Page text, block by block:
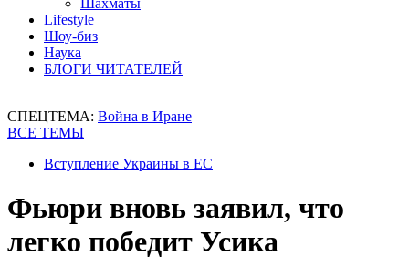
Шахматы
Lifestyle
Шоу-биз
Наука
БЛОГИ ЧИТАТЕЛЕЙ
СПЕЦТЕМА: Война в Иране
ВСЕ ТЕМЫ
Вступление Украины в ЕС
Фьюри вновь заявил, что
легко победит Усика